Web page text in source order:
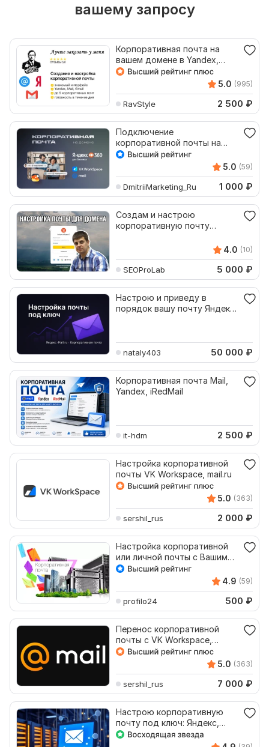
вашему запросу
Корпоративная почта на
вашем домене в Yandex,
Mail, Gmail
5.0 (995)
RavStyle 2 500 ₽
Подключение
корпоративной почты на
своем домене через Yandex
5.0 (59)
DmitriiMarketing_Ru 1 000 ₽
Создам и настрою
корпоративную почту
4.0 (10)
SEOProLab 5 000 ₽
Настрою и приведу в
порядок вашу почту Яндекс,
nataly403 50 000 ₽
Корпоративная почта Mail,
Yandex, iRedMail
it-hdm 2 500 ₽
Настройка корпоративной
почты VK Workspace, mail.ru
5.0 (363)
sershil_rus 2 000 ₽
Настройка корпоративной
или личной почты с Вашим
доменом на mail.ru
4.9 (59)
profilo24 500 ₽
Перенос корпоративной
почты с VK Workspace,
mail.ru на другой хостинг
5.0 (363)
sershil_rus 7 000 ₽
Настрою корпоративную
почту под ключ: Яндекс,
Gmail, Mail.ru